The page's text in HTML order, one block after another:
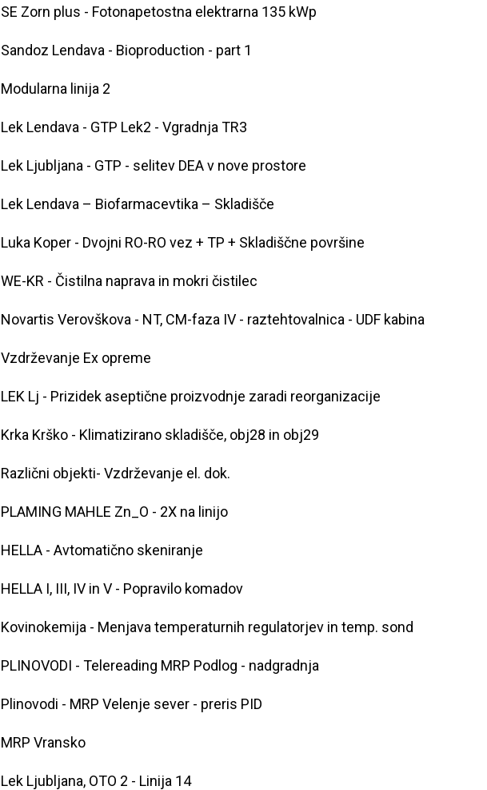
SE Zorn plus - Fotonapetostna elektrarna 135 kWp
Sandoz Lendava - Bioproduction - part 1
Modularna linija 2
Lek Lendava - GTP Lek2 - Vgradnja TR3
Lek Ljubljana - GTP - selitev DEA v nove prostore
Lek Lendava – Biofarmacevtika – Skladišče
Luka Koper - Dvojni RO-RO vez + TP + Skladiščne površine
WE-KR - Čistilna naprava in mokri čistilec
Novartis Verovškova - NT, CM-faza IV - raztehtovalnica - UDF kabina
Vzdrževanje Ex opreme
LEK Lj - Prizidek aseptične proizvodnje zaradi reorganizacije
Krka Krško - Klimatizirano skladišče, obj28 in obj29
Različni objekti- Vzdrževanje el. dok.
PLAMING MAHLE Zn_O - 2X na linijo
HELLA - Avtomatično skeniranje
HELLA I, III, IV in V - Popravilo komadov
Kovinokemija - Menjava temperaturnih regulatorjev in temp. sond
PLINOVODI - Telereading MRP Podlog - nadgradnja
Plinovodi - MRP Velenje sever - preris PID
MRP Vransko
Lek Ljubljana, OTO 2 - Linija 14